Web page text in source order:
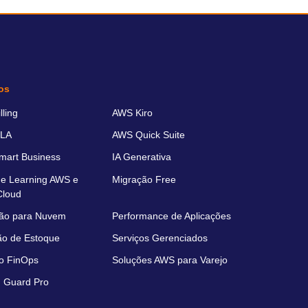
AWS Kiro
AWS Quick Suite
Business IA Generativa
Learning AWS e
Migração Free
para Nuvem Performance de Aplicações
de Estoque Serviços Gerenciados
FinOps Soluções AWS para Varejo
Guard Pro